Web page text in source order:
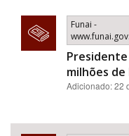
Funai -
Presidente
milhões
Adicionado: 22